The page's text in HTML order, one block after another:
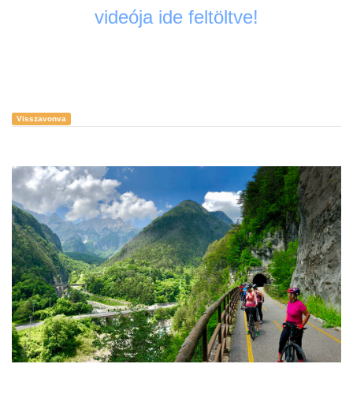
videója ide feltöltve!
Visszavonva